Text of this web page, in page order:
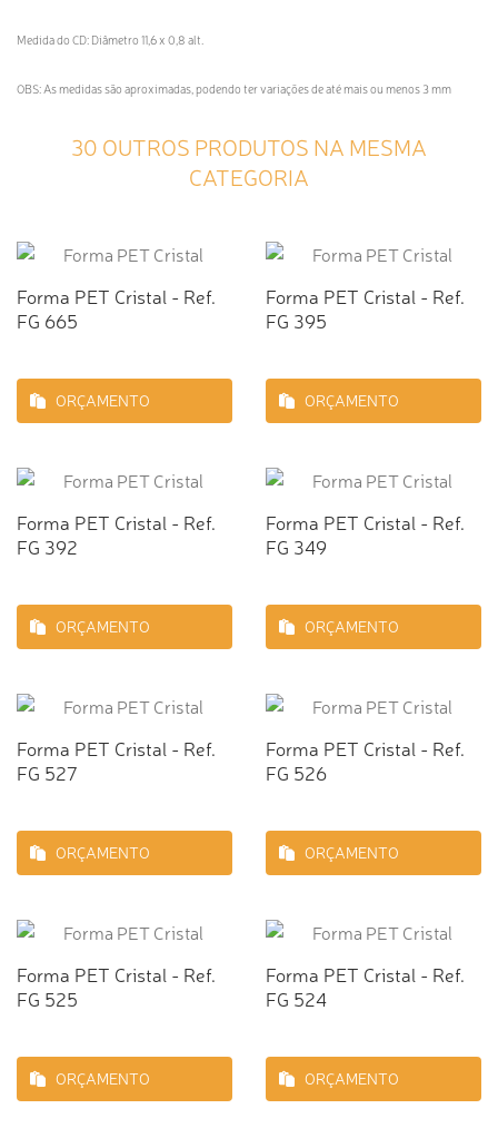
Medida do CD: Diâmetro 11,6 x 0,8 alt.
OBS: As medidas são aproximadas, podendo ter variações de até mais ou menos 3 mm
30 OUTROS PRODUTOS NA MESMA
CATEGORIA
Forma PET Cristal - Ref.
FG 665
ORÇAMENTO
Forma PET Cristal - Ref.
FG 395
ORÇAMENTO
Forma PET Cristal - Ref.
FG 392
ORÇAMENTO
Forma PET Cristal - Ref.
FG 349
ORÇAMENTO
Forma PET Cristal - Ref.
FG 527
ORÇAMENTO
Forma PET Cristal - Ref.
FG 526
ORÇAMENTO
Forma PET Cristal - Ref.
FG 525
ORÇAMENTO
Forma PET Cristal - Ref.
FG 524
ORÇAMENTO